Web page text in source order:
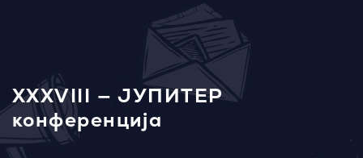
XXXVIII — ЈУПИТЕР
конференција